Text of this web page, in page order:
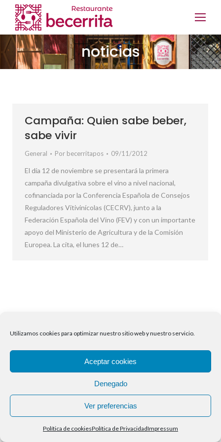
Utilizamos cookies para optimizar nuestro sitio web y nuestro servicio.
Aceptar cookies
Denegado
Ver preferencias
Política de cookiesPolítica de PrivacidadImpressum
noticias
Campaña: Quien sabe beber,
sabe vivir
General Por becerritapos 09/11/2012
El día 12 de noviembre se presentará la primera
campaña divulgativa sobre el vino a nivel nacional,
cofinanciada por la Conferencia Española de Consejos
Reguladores Vitivinícolas (CECRV), junto a la
Federación Española del Vino (FEV) y con un importante
apoyo del Ministerio de Agricultura y de la Comisión
Europea. La cita, el lunes 12 de…